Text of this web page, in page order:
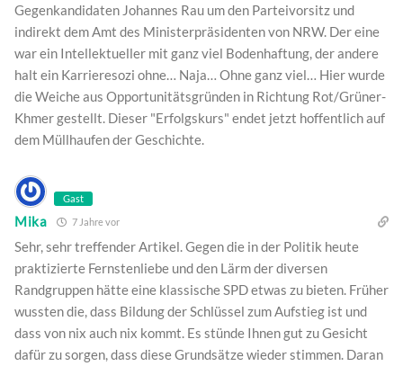
Gegenkandidaten Johannes Rau um den Parteivorsitz und
indirekt dem Amt des Ministerpräsidenten von NRW. Der eine
war ein Intellektueller mit ganz viel Bodenhaftung, der andere
halt ein Karrieresozi ohne… Naja… Ohne ganz viel… Hier wurde
die Weiche aus Opportunitätsgründen in Richtung Rot/Grüner-
Khmer gestellt. Dieser "Erfolgskurs" endet jetzt hoffentlich auf
dem Müllhaufen der Geschichte.
Gast
Mika 7 Jahre vor
Sehr, sehr treffender Artikel. Gegen die in der Politik heute
praktizierte Fernstenliebe und den Lärm der diversen
Randgruppen hätte eine klassische SPD etwas zu bieten. Früher
wussten die, dass Bildung der Schlüssel zum Aufstieg ist und
dass von nix auch nix kommt. Es stünde Ihnen gut zu Gesicht
dafür zu sorgen, dass diese Grundsätze wieder stimmen. Daran